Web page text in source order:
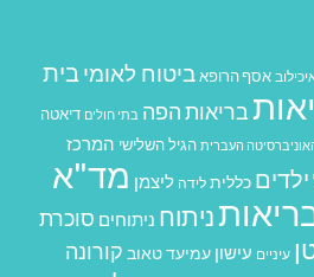
אסף הרופא ביטוח לאומיבית
בריאות הפה בתי חולים דיאטה
העברית הגיל השלישי המרכז
ילדים כללית לידה ליצמן מד"א
ניתוח ניתוחים סוכרת
עיניים עישון עמיעד טאוב קורונה